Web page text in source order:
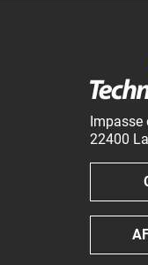
Impasse
22400